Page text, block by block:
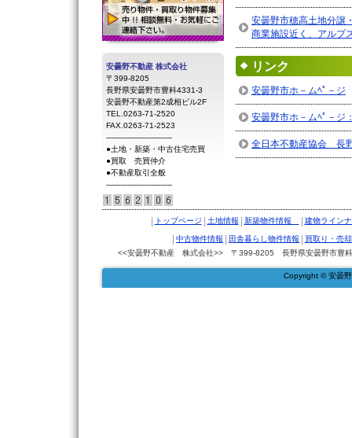
安曇野不動産 株式会社
〒399-8205
長野県安曇野市豊科4331-3
安曇野不動産第2成相ビル2F
TEL.0263-71-2520
FAX.0263-71-2523
----------------------------
●土地・新築・中古住宅売買
●買取 売買仲介
●不動産取引全般
----------------------------
安曇野市穂高土地分
商業施設近く、アルプ
リンク
安曇野市ホ－ムﾍﾟ－ジ
安曇野市ホ－ムﾍﾟ－ジ
全日本不動産協会 長
トップページ 土地情報 新築物件情報 建物ライン
中古物件情報 田舎暮らし物件情報
買取り・売
<<安曇野不動産 株式会社>> 〒399-8205 長野県安曇野市豊
Copyright © 安曇